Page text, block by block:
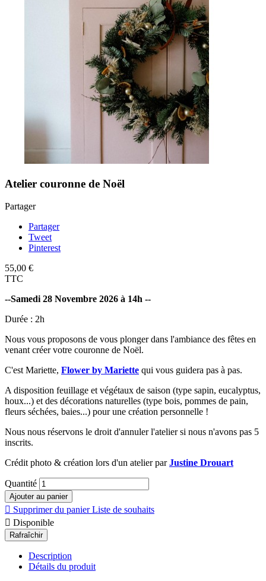
Atelier couronne de Noël
Partager
Partager
Tweet
Pinterest
55,00 €
TTC
--Samedi 28 Novembre 2026 à 14h --
Durée : 2h
Nous vous proposons de vous plonger dans l'ambiance des fêtes en
venant créer votre couronne de Noël.
C'est Mariette, Flower by Mariette qui vous guidera pas à pas.
A disposition feuillage et végétaux de saison (type sapin, eucalyptus,
houx...) et des décorations naturelles (type bois, pommes de pain,
fleurs séchées, baies...) pour une création personnelle !
Nous nous réservons le droit d'annuler l'atelier si nous n'avons pas 5
inscrits.
Crédit photo & création lors d'un atelier parJustine Drouart
Quantité
Ajouter au panier
 Supprimer du panier Liste de souhaits
 Disponible
Description
Détails du produit